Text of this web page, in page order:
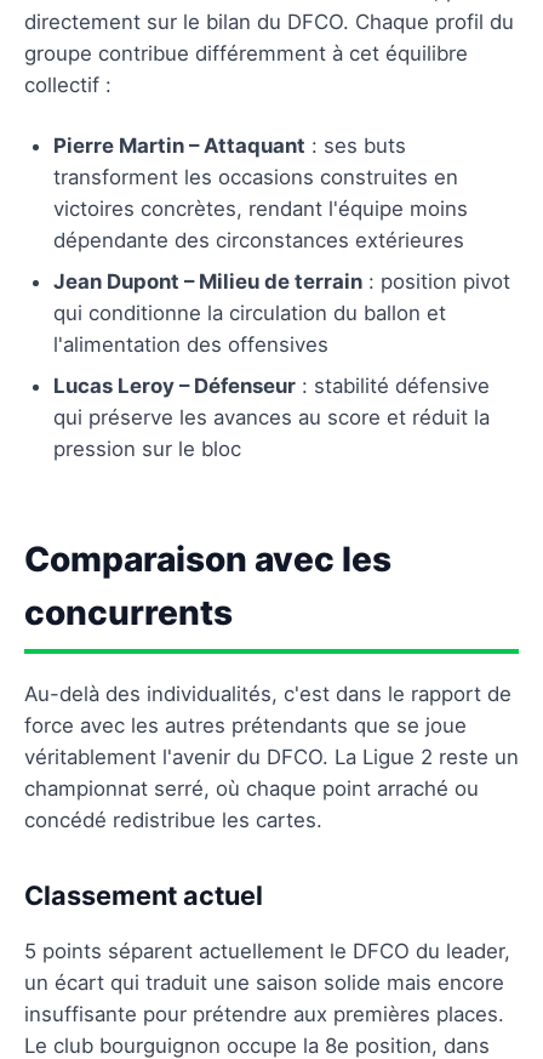
directement sur le bilan du DFCO. Chaque profil du
groupe contribue différemment à cet équilibre
collectif :
Pierre Martin – Attaquant : ses buts
transforment les occasions construites en
victoires concrètes, rendant l'équipe moins
dépendante des circonstances extérieures
Jean Dupont – Milieu de terrain : position pivot
qui conditionne la circulation du ballon et
l'alimentation des offensives
Lucas Leroy – Défenseur : stabilité défensive
qui préserve les avances au score et réduit la
pression sur le bloc
Comparaison avec les
concurrents
Au-delà des individualités, c'est dans le rapport de
force avec les autres prétendants que se joue
véritablement l'avenir du DFCO. La Ligue 2 reste un
championnat serré, où chaque point arraché ou
concédé redistribue les cartes.
Classement actuel
5 points séparent actuellement le DFCO du leader,
un écart qui traduit une saison solide mais encore
insuffisante pour prétendre aux premières places.
Le club bourguignon occupe la 8e position, dans